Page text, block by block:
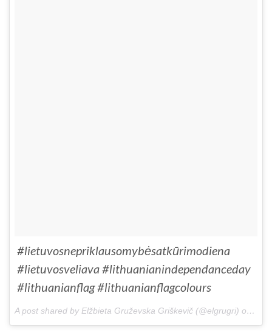
#lietuvosnepriklausomybėsatkūrimodiena
#lietuvosveliava #lithuanianindependanceday
#lithuanianflag #lithuanianflagcolours
A post shared by Elžbieta Gruževska Griškevič (@elgrugri) on